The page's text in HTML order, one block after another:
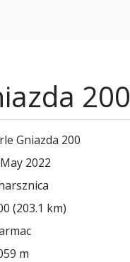
200
Gniazda 200
2022
(203.1 km)
m